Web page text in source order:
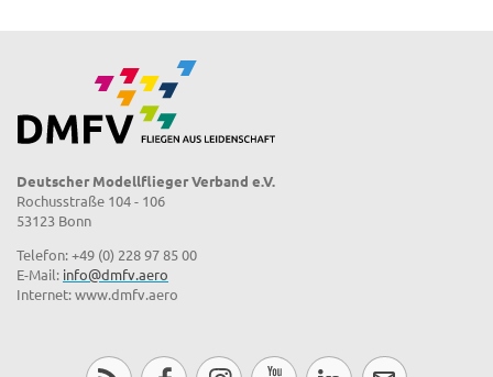
Deutscher Modellflieger Verband e.V.
Rochusstraße 104 - 106
53123 Bonn
Telefon: +49 (0) 228 97 85 00
E-Mail: info@dmfv.aero
Internet: www.dmfv.aero